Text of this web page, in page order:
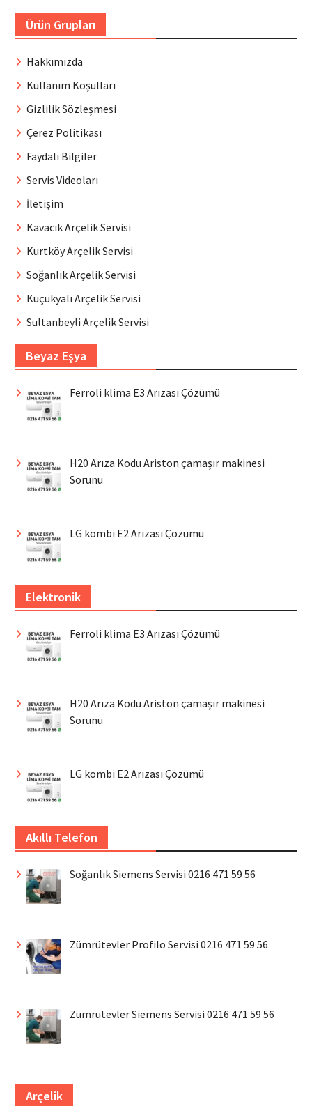
Ürün Grupları
Hakkımızda
Kullanım Koşulları
Gizlilik Sözleşmesi
Çerez Politikası
Faydalı Bilgiler
Servis Videoları
İletişim
Kavacık Arçelik Servisi
Kurtköy Arçelik Servisi
Soğanlık Arçelik Servisi
Küçükyalı Arçelik Servisi
Sultanbeyli Arçelik Servisi
Beyaz Eşya
Ferroli klima E3 Arızası Çözümü
H20 Arıza Kodu Ariston çamaşır makinesi
Sorunu
LG kombi E2 Arızası Çözümü
Elektronik
Ferroli klima E3 Arızası Çözümü
H20 Arıza Kodu Ariston çamaşır makinesi
Sorunu
LG kombi E2 Arızası Çözümü
Akıllı Telefon
Soğanlık Siemens Servisi 0216 471 59 56
Zümrütevler Profilo Servisi 0216 471 59 56
Zümrütevler Siemens Servisi 0216 471 59 56
Arçelik